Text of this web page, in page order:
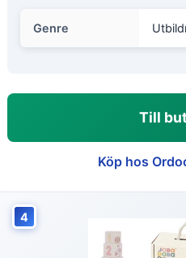
Genre
Till
Köp hos
4